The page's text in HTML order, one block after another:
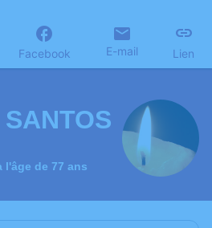
Facebook E-mail Lien
l'âge de 77 ans